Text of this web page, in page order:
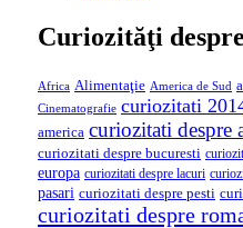
Curiozităţi despre
Africa Alimentaţie America de Sud
Cinematografie curiozitati
america curiozitati despre
curiozitati despre bucuresti
europa curiozitati despre lacuri
pasari curiozitati despre pesti
curiozitati despre